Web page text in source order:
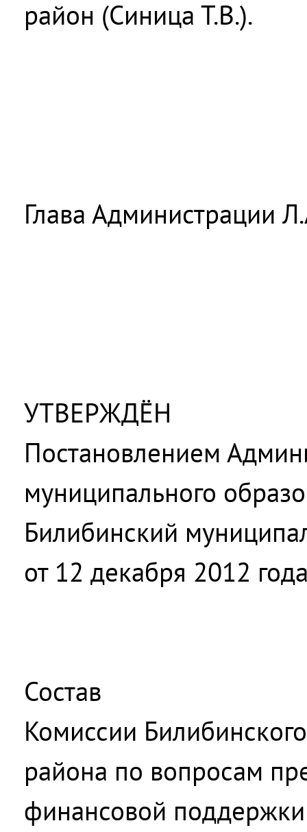
район (Синица Т.В.).
Глава Администрации
УТВЕРЖДЁН
Постановлением
муниципального
Билибинский
от 12 декабря 2012
Состав
Комиссии
района по вопросам
финансовой